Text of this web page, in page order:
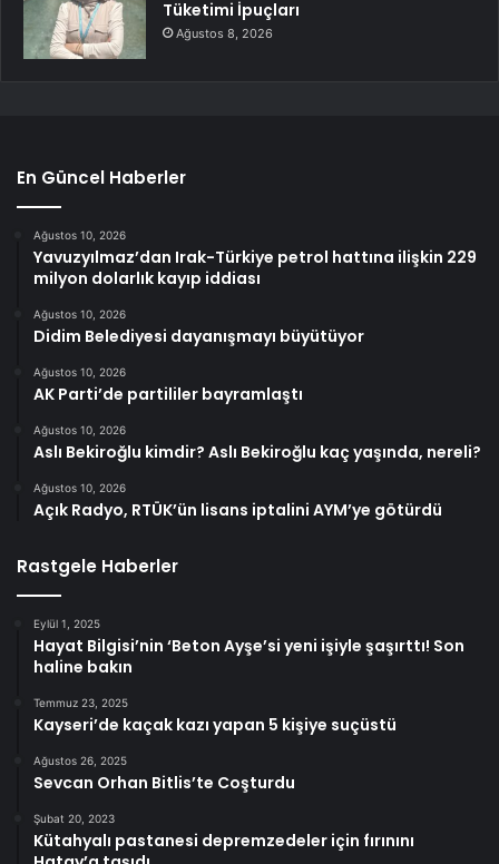
Tüketimi İpuçları
Ağustos 8, 2026
En Güncel Haberler
Ağustos 10, 2026
Yavuzyılmaz’dan Irak-Türkiye petrol hattına ilişkin 229
milyon dolarlık kayıp iddiası
Ağustos 10, 2026
Didim Belediyesi dayanışmayı büyütüyor
Ağustos 10, 2026
AK Parti’de partililer bayramlaştı
Ağustos 10, 2026
Aslı Bekiroğlu kimdir? Aslı Bekiroğlu kaç yaşında, nereli?
Ağustos 10, 2026
Açık Radyo, RTÜK’ün lisans iptalini AYM’ye götürdü
Rastgele Haberler
Eylül 1, 2025
Hayat Bilgisi’nin ‘Beton Ayşe’si yeni işiyle şaşırttı! Son
haline bakın
Temmuz 23, 2025
Kayseri’de kaçak kazı yapan 5 kişiye suçüstü
Ağustos 26, 2025
Sevcan Orhan Bitlis’te Coşturdu
Şubat 20, 2023
Kütahyalı pastanesi depremzedeler için fırınını